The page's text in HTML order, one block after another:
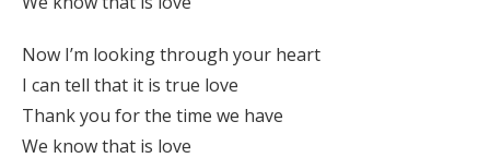
Now I’m looking through your heart
I can tell that it is true love
Thank you for the time we have
We know that is love